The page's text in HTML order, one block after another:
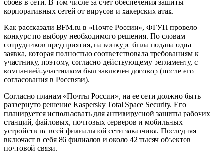
сбоев в сети. В том числе за счет обеспечения защиты
корпоративных сетей от вирусов и хакерских атак.
Как рассказали BFM.ru в «Почте России», ФГУП провело
конкурс по выбору необходимого решения. По словам
сотрудников предприятия, на конкурс была подана одна
заявка, которая полностью соответствовала требованиям к
участнику, поэтому, согласно действующему регламенту, с
компанией-участником был заключен договор (после его
согласования в Россвязи).
Согласно планам «Почты России», на ее сети должно быть
развернуто решение Kaspersky Total Space Security. Его
планируется использовать для антивирусной защиты рабочих
станций, файловых, почтовых серверов и мобильных
устройств на всей филиальной сети заказчика. Последняя
включает в себя 86 филиалов и около 42 тысяч объектов
почтовой связи.